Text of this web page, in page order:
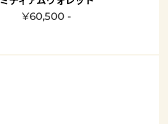
¥60,500 -